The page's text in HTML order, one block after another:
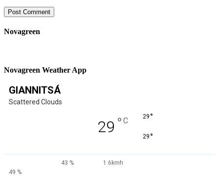
Novagreen
Novagreen Weather App
GIANNITSÁ
Scattered Clouds
29 ° C 29 °
29 °
43 %
1.6kmh
49 %